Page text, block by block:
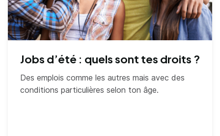
Jobs d’été : quels sont tes droits ?
Des emplois comme les autres mais avec des
conditions particulières selon ton âge.